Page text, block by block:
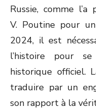
Russie, comme
V. Poutine pour
2024, il est
l’histoire pour
historique officiel.
traduire par un
son rapport à la